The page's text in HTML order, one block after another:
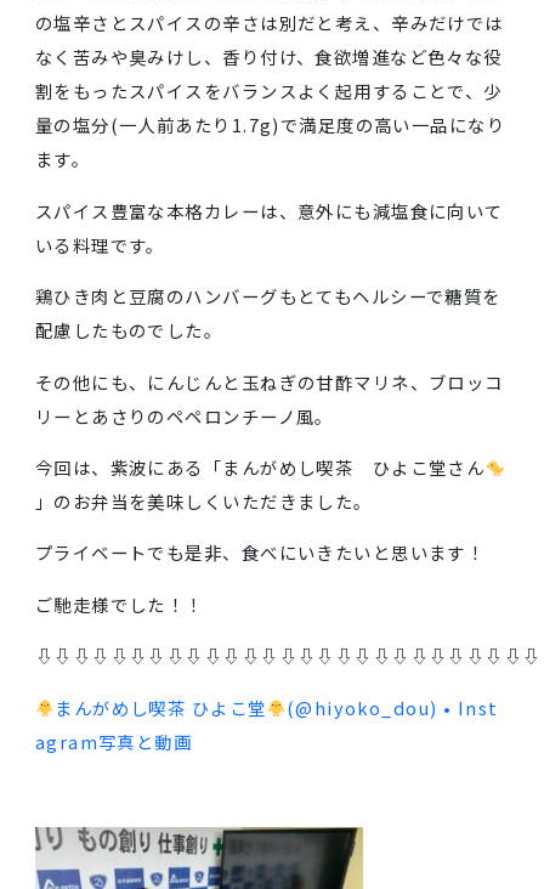
毎月28日は、いわて減塩・適塩の日です。
今月の減塩・適塩弁当は、”減塩spicecurry”
カレーは何種類ものスパイスを調合して作ります。塩
の塩辛さとスパイスの辛さは別だと考え、辛みだけで
なく苦みや臭みけし、香り付け、食欲増進など色々な
割をもったスパイスをバランスよく起用することで、
量の塩分(一人前あたり1.7g)で満足度の高い一品に
ます。
スパイス豊富な本格カレーは、意外にも減塩食に向い
いる料理です。
鶏ひき肉と豆腐のハンバーグもとてもヘルシーで糖質
配慮したものでした。
その他にも、にんじんと玉ねぎの甘酢マリネ、ブロッ
リーとあさりのペペロンチーノ風。
今回は、紫波にある「まんがめし喫茶 ひよこ堂さん
」のお弁当を美味しくいただきました。
プライベートでも是非、食べにいきたいと思います！